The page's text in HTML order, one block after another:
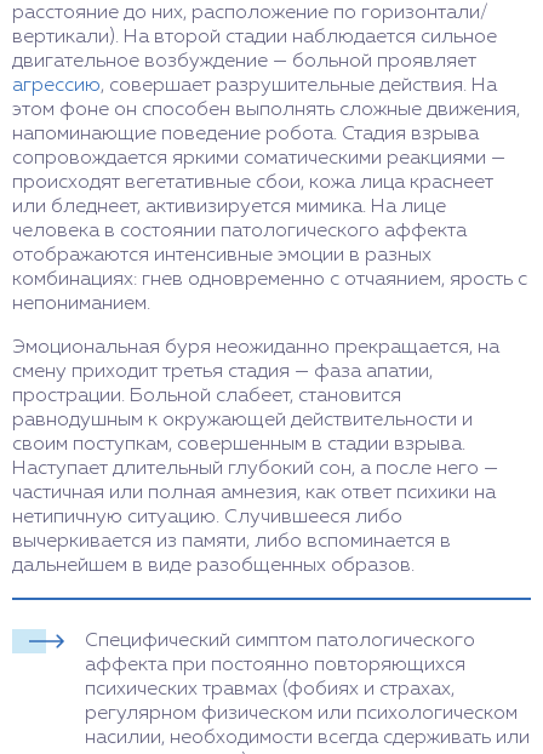
расстояние до них, расположение по горизонтали/
вертикали). На второй стадии наблюдается сильное
двигательное возбуждение — больной проявляет
агрессию, совершает разрушительные действия. На
этом фоне он способен выполнять сложные движения,
напоминающие поведение робота. Стадия взрыва
сопровождается яркими соматическими реакциями —
происходят вегетативные сбои, кожа лица краснеет
или бледнеет, активизируется мимика. На лице
человека в состоянии патологического аффекта
отображаются интенсивные эмоции в разных
комбинациях: гнев одновременно с отчаянием, ярость с
непониманием.
Эмоциональная буря неожиданно прекращается, на
смену приходит третья стадия — фаза апатии,
прострации. Больной слабеет, становится
равнодушным к окружающей действительности и
своим поступкам, совершенным в стадии взрыва.
Наступает длительный глубокий сон, а после него —
частичная или полная амнезия, как ответ психики на
нетипичную ситуацию. Случившееся либо
вычеркивается из памяти, либо вспоминается в
дальнейшем в виде разобщенных образов.
Специфический симптом патологического
аффекта при постоянно повторяющихся
психических травмах (фобиях и страхах,
регулярном физическом или психологическом
насилии, необходимости всегда сдерживать или